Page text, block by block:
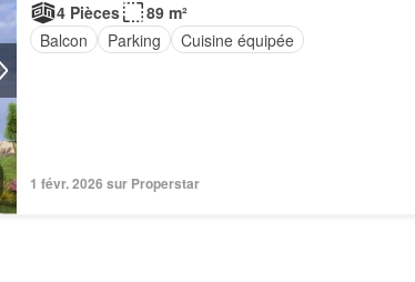
4 Pièces
89 m²
Balcon
Parking Cuisine équipée
1 févr. 2026 sur Properstar